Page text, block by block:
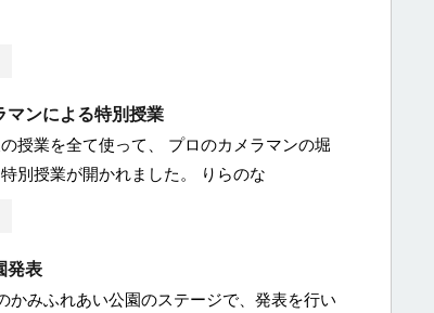
マンによる特別授業
授業を全て使って、 プロのカメラマンの堀
別授業が開かれました。 りらのな
発表
かみふれあい公園のステージで、発表を行い